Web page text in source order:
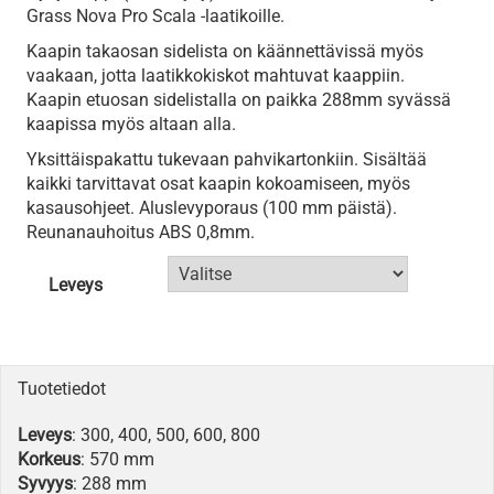
Grass Nova Pro Scala -laatikoille.
Kaapin takaosan sidelista on käännettävissä myös
vaakaan, jotta laatikkokiskot mahtuvat kaappiin.
Kaapin etuosan sidelistalla on paikka 288mm syvässä
kaapissa myös altaan alla.
Yksittäispakattu tukevaan pahvikartonkiin. Sisältää
kaikki tarvittavat osat kaapin kokoamiseen, myös
kasausohjeet. Aluslevyporaus (100 mm päistä).
Reunanauhoitus ABS 0,8mm.
Leveys
Tuotetiedot
Leveys: 300, 400, 500, 600, 800
Korkeus: 570 mm
Syvyys: 288 mm